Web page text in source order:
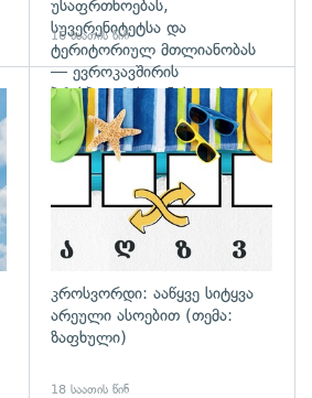
უსაფრთხოებას,
სუვერენიტეტსა და
ტერიტორიულ მთლიანობას
— ევროკავშირის
პრესპიკერის განცხადება
16 საათის წინ
გადახედვა
კროსვორდი: ააწყვე სიტყვა
არეული ასოებით (თემა:
ზაფხული)
18 საათის წინ